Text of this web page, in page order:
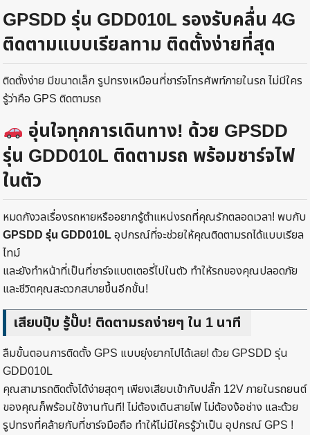
GPSDD รุ่น GDD010L รองรับคลื่น 4G
ติดตามแบบเรียลทาม ติดตั้งง่ายที่สุด
ติดตั้งง่าย มีขนาดเล็ก รูปทรงเหมือนที่ชาร์จโทรศัพท์ภายในรถ ไม่มีใคร
รู้ว่าคือ GPS ติดตามรถ
อุ่นใจทุกการเดินทาง! ด้วย GPSDD
รุ่น GDD010L ติดตามรถ พร้อมชาร์จไฟ
ในตัว
หมดกังวลเรื่องรถหายหรืออยากรู้ตำแหน่งรถที่คุณรักตลอดเวลา! พบกับ
GPSDD รุ่น GDD010Lอุปกรณ์ที่จะช่วยให้คุณติดตามรถได้แบบเรียล
ไทม์
และยังทำหน้าที่เป็นที่ชาร์จแบตเตอรี่ไปในตัว ทำให้รถของคุณปลอดภัย
และชีวิตคุณสะดวกสบายขึ้นอีกขั้น!
เสียบปุ๊บ รู้ปั๊บ! ติดตามรถง่ายๆ ใน 1 นาที
ลืมขั้นตอนการติดตั้ง GPS แบบยุ่งยากไปได้เลย! ด้วย GPSDD รุ่น
GDD010L
คุณสามารถติดตั้งได้ง่ายสุดๆ เพียงเสียบเข้ากับปลั๊ก 12V ภายในรถยนต์
ของคุณก็พร้อมใช้งานทันที! ไม่ต้องเดินสายไฟ ไม่ต้องง้อช่าง และด้วย
รูปทรงที่คล้ายกับที่ชาร์จมือถือ ทำให้ไม่มีใครรู้ว่าเป็น อุปกรณ์ GPS !